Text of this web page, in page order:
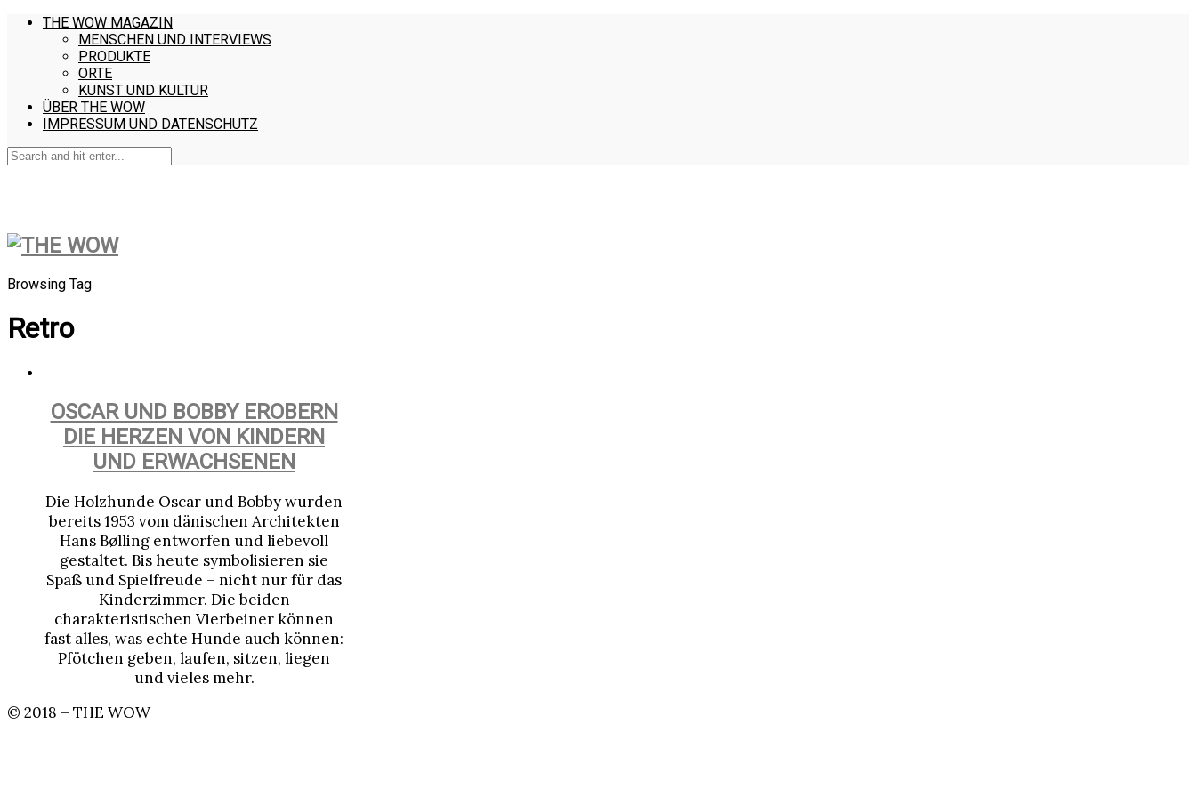
THE WOW MAGAZIN
MENSCHEN UND INTERVIEWS
PRODUKTE
ORTE
KUNST UND KULTUR
ÜBER THE WOW
IMPRESSUM UND DATENSCHUTZ
Browsing Tag
Retro
OSCAR UND BOBBY EROBERN
DIE HERZEN VON KINDERN
UND ERWACHSENEN
Die Holzhunde Oscar und Bobby wurden
bereits 1953 vom dänischen Architekten
Hans Bølling entworfen und liebevoll
gestaltet. Bis heute symbolisieren sie
Spaß und Spielfreude – nicht nur für das
Kinderzimmer. Die beiden
charakteristischen Vierbeiner können
fast alles, was echte Hunde auch können:
Pfötchen geben, laufen, sitzen, liegen
und vieles mehr.
© 2018 – THE WOW